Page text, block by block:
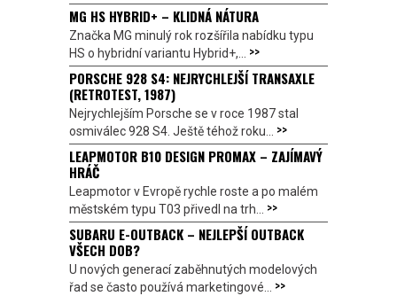
MG HS HYBRID+ – KLIDNÁ NÁTURA
Značka MG minulý rok rozšířila nabídku typu
HS o hybridní variantu Hybrid+,... >>
PORSCHE 928 S4: NEJRYCHLEJŠÍ TRANSAXLE
(RETROTEST, 1987)
Nejrychlejším Porsche se v roce 1987 stal
osmiválec 928 S4. Ještě téhož roku... >>
LEAPMOTOR B10 DESIGN PROMAX – ZAJÍMAVÝ
HRÁČ
Leapmotor v Evropě rychle roste a po malém
městském typu T03 přivedl na trh... >>
SUBARU E-OUTBACK – NEJLEPŠÍ OUTBACK
VŠECH DOB?
U nových generací zaběhnutých modelových
řad se často používá marketingové... >>